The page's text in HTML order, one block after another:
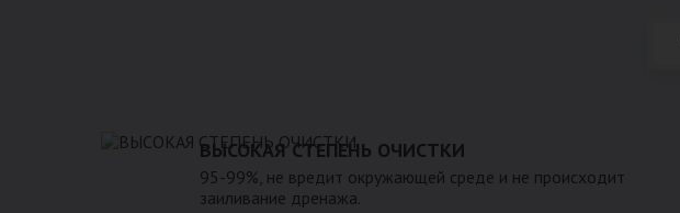
ВЫСОКАЯ СТЕПЕНЬ ОЧИСТКИ
95-99%, не вредит окружающей среде и не происходит
заиливание дренажа.